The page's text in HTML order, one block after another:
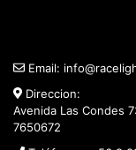
Email:
Direccion:
Avenida Las Condes
7650672